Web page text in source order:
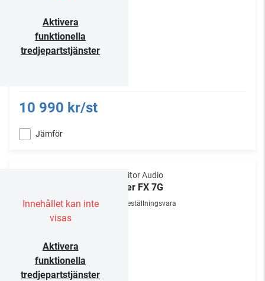
Aktivera
funktionella
tredjepartstjänster
10 990 kr/st
Jämför
Innehållet kan inte
visas
Aktivera
funktionella
tredjepartstjänster
Monitor Audio
Silver FX 7G
Beställningsvara